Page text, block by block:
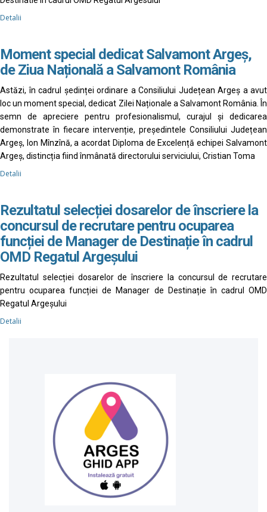
Detalii
Moment special dedicat Salvamont Argeș,
de Ziua Națională a Salvamont România
Astăzi, în cadrul ședinței ordinare a Consiliului Județean Argeș a avut
loc un moment special, dedicat Zilei Naționale a Salvamont România. În
semn de apreciere pentru profesionalismul, curajul și dedicarea
demonstrate în fiecare intervenție, președintele Consiliului Județean
Argeș, Ion Mînzînă, a acordat Diploma de Excelență echipei Salvamont
Argeș, distincția fiind înmânată directorului serviciului, Cristian Toma
Detalii
Rezultatul selecției dosarelor de înscriere la
concursul de recrutare pentru ocuparea
funcției de Manager de Destinație în cadrul
OMD Regatul Argeșului
Rezultatul selecției dosarelor de înscriere la concursul de recrutare
pentru ocuparea funcției de Manager de Destinație în cadrul OMD
Regatul Argeșului
Detalii